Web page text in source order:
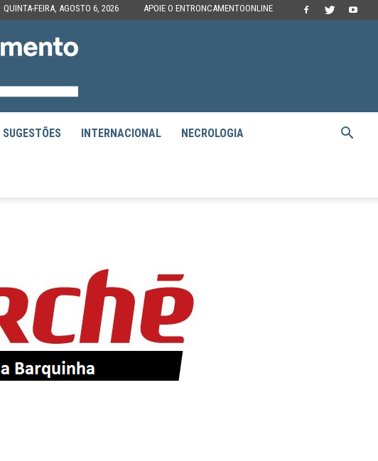
QUINTA-FEIRA, AGOSTO 6, 2026 APOIE O ENTRONCAMENTOONLINE
SUGESTÕES INTERNACIONAL NECROLOGIA